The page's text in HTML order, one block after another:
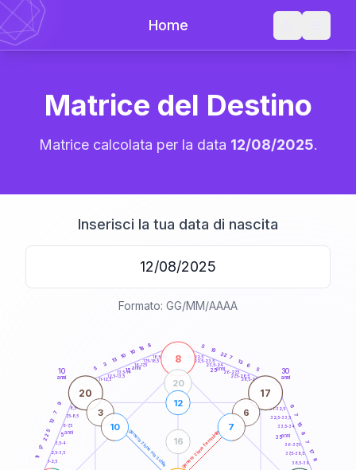
Home
Matrice del Destino
Matrice calcolata per la data 12/08/2025.
Inserisci la tua data di nascita
Formato: GG/MM/AAAA
generazione maschile generazione femminile
10
anni
30
anni
1-2,5
2,5-3,5
3,5-4
6-7,5
7,5-8,5
8,5-9
11-12,5
12,5-13,5
13,5-14
16-17,5
17,5-18,5
18,5-19
21-22,5
22,5-23,5
23,5-24
26-27,5
27,5-28,5
28,5-29
31-32,5
32,5-33,5
33,5-34
36-37,5
37,5-38,5
38,5-39
11
17
22
5
12
7
9
5
3
13
10
10
18 8 5
15
22 7
13 6
5
6
7
15
8
7
17
8
8
20 17
20
12
16
3
10
6
7
5anni
15 anni 25anni
35anni